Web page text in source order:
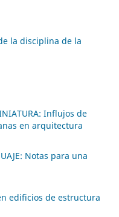
la disciplina de la
Influjos de
en arquitectura
Notas para una
edificios de estructura